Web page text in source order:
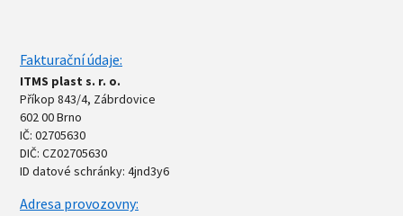
Fakturační údaje:
ITMS plast s. r. o.
Příkop 843/4, Zábrdovice
602 00 Brno
IČ: 02705630
DIČ: CZ02705630
ID datové schránky: 4jnd3y6
Adresa provozovny: